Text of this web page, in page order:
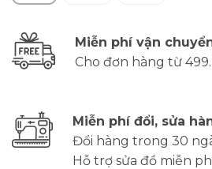
Miễn phí vận
Cho đơn hàng từ
Miễn phí đổi, sửa
Đổi hàng trong 30
Hỗ trợ sửa đồ miễn